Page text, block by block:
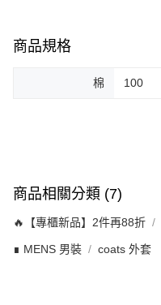
商品規格
棉 100
商品相關分類 (7)
🔥【專櫃新品】2件再88折
∎ MENS 男裝 coats 外套